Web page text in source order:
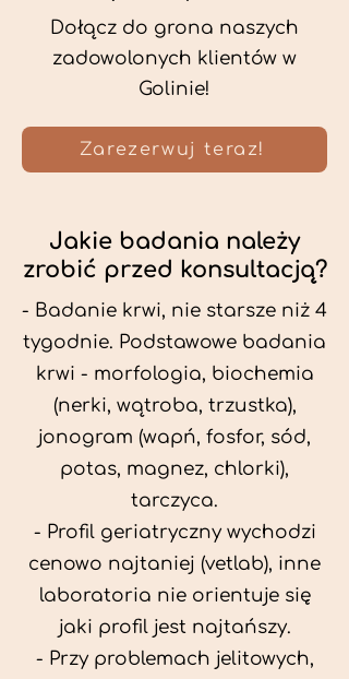
Dołącz do grona naszych
zadowolonych klientów w
Golinie!
Zarezerwuj teraz!
Jakie badania należy
zrobić przed konsultacją?
- Badanie krwi, nie starsze niż 4
tygodnie. Podstawowe badania
krwi - morfologia, biochemia
(nerki, wątroba, trzustka),
jonogram (wapń, fosfor, sód,
potas, magnez, chlorki),
tarczyca.
- Profil geriatryczny wychodzi
cenowo najtaniej (vetlab), inne
laboratoria nie orientuje się
jaki profil jest najtańszy.
- Przy problemach jelitowych,